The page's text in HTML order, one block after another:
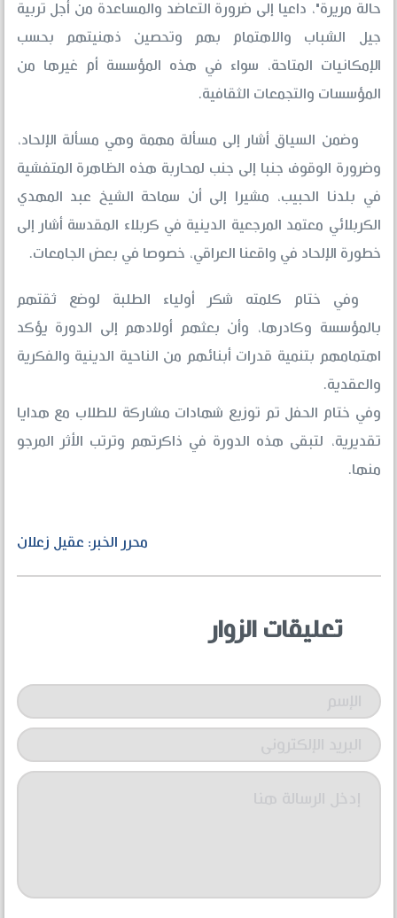
حالة مريرة"، داعيا إلى ضرورة التعاضد والمساعدة من أجل تربية
جيل الشباب والاهتمام بهم وتحصين ذهنيتهم بحسب
الإمكانيات المتاحة، سواء في هذه المؤسسة أم غيرها من
المؤسسات والتجمعات الثقافية.
وضمن السياق أشار إلى مسألة مهمة وهي مسألة الإلحاد،
وضرورة الوقوف جنبا إلى جنب لمحاربة هذه الظاهرة المتفشية
في بلدنا الحبيب، مشيرا إلى أن سماحة الشيخ عبد المهدي
الكربلائي معتمد المرجعية الدينية في كربلاء المقدسة أشار إلى
خطورة الإلحاد في واقعنا العراقي، خصوصا في بعض الجامعات.
وفي ختام كلمته شكر أولياء الطلبة لوضع ثقتهم
بالمؤسسة وكادرها، وأن بعثهم أولادهم إلى الدورة يؤكد
اهتمامهم بتنمية قدرات أبنائهم من الناحية الدينية والفكرية
والعقدية.
وفي ختام الحفل تم توزيع شهادات مشاركة للطلاب مع هدايا
تقديرية، لتبقى هذه الدورة في ذاكرتهم وترتب الأثر المرجو
منها.
محرر الخبر: عقيل زعلان
تعليقات الزوار